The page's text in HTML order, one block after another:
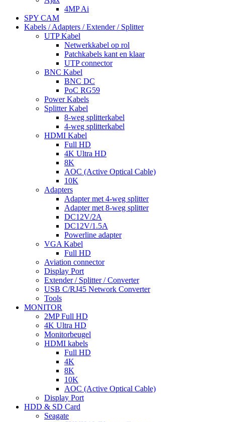
4MP Ai
SPY CAM
Kabels / Adapters / Extender / Splitter
UTP Kabel
Netwerkkabel op rol
Patchkabels kant en klaar
UTP connector
BNC Kabel
BNC DC
PoC RG59
Power Kabels
Splitter Kabel
8-weg splitterkabel
4-weg splitterkabel
HDMI Kabel
Full HD
4K Ultra HD
8K
AOC (Active Optical Cable)
10K
Adapters
Adapter met 4-weg splitter
Adapter met 8-weg splitter
DC12V/2A
DC12V/1.5A
Powerline adapter
VGA Kabel
Full HD
Aviation connector
Display Port
Extender / Splitter / Converter
USB C/RJ45 Network Converter
Tools
MONITOR
2MP Full HD
4K Ultra HD
Monitorbeugel
HDMI kabels
Full HD
4K
8K
10K
AOC (Active Optical Cable)
Display Port
HDD & SD Card
Seagate